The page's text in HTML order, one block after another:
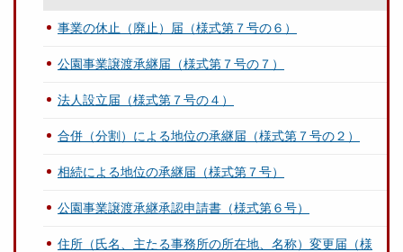
事業の休止（廃止）届（様式第７号の６）
公園事業譲渡承継届（様式第７号の７）
法人設立届（様式第７号の４）
合併（分割）による地位の承継届（様式第７号の２）
相続による地位の承継届（様式第７号）
公園事業譲渡承継承認申請書（様式第６号）
住所（氏名、主たる事務所の所在地、名称）変更届（様